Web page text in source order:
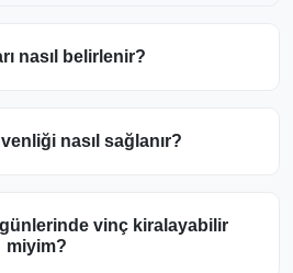
nasıl belirlenir?
nasıl sağlanır?
vinç kiralayabilir
miyim?